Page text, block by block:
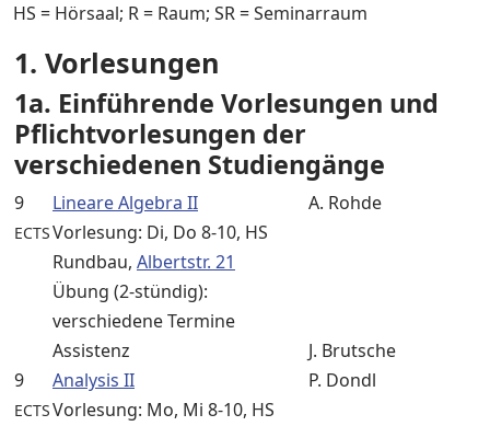
HS = Hörsaal; R = Raum; SR = Seminarraum
1. Vorlesungen
1a. Einführende Vorlesungen und
Pflichtvorlesungen der
verschiedenen Studiengänge
9
ECTS
Lineare Algebra II
A. Rohde
Vorlesung: Di, Do 8-10, HS
Rundbau, Albertstr. 21
Übung (2-stündig):
verschiedene Termine
Assistenz
J. Brutsche
9
ECTS
Analysis II
P. Dondl
Vorlesung: Mo, Mi 8-10, HS